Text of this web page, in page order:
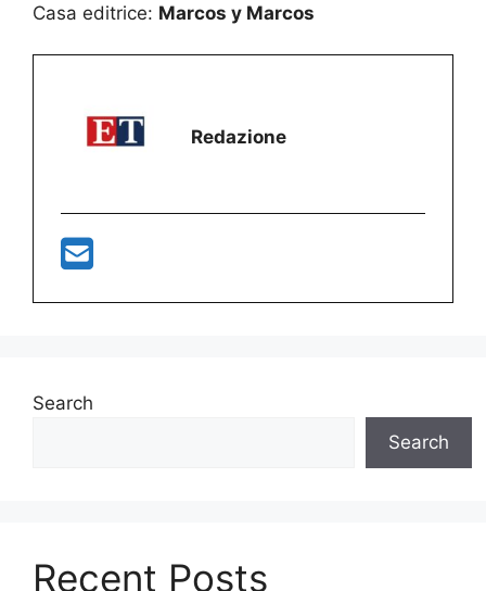
Casa editrice: Marcos y Marcos
Redazione
Search
Search
Recent Posts